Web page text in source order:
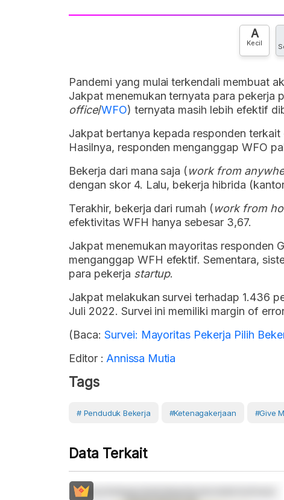
A
Kecil
Pandemi yang mulai terkendali membuat
Jakpat menemukan ternyata para pekerja
office/WFO) ternyata masih lebih efektif
Jakpat bertanya kepada responden
Hasilnya, responden menganggap WFO
Bekerja dari mana saja (work from
dengan skor 4. Lalu, bekerja hibrida
Terakhir, bekerja dari rumah (work from
efektivitas WFH hanya sebesar 3,67.
Jakpat menemukan mayoritas responden
menganggap WFH efektif. Sementara,
para pekerja startup.
Jakpat melakukan survei terhadap 1.436
Juli 2022. Survei ini memiliki margin of
(Baca: Survei: Mayoritas Pekerja Pilih
Editor : Annissa Mutia
Tags
# Penduduk Bekerja #Ketenagakerjaan #Give
Data Terkait